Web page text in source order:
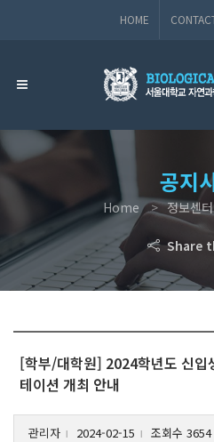
HOME
공지
Home 정보센터
Share
[학부/대학원] 2024학년도 신입
테이션 개최 안내
관리자 l 2024-02-15 l 조회수 3654